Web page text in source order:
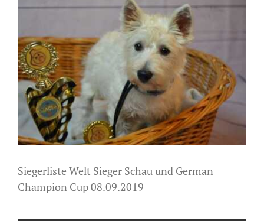
Bild
Siegerliste Welt Sieger Schau und German
Champion Cup 08.09.2019